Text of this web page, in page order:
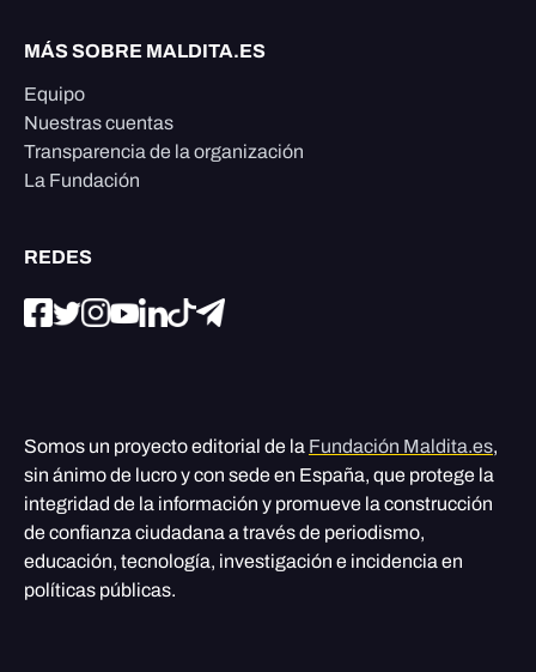
MÁS SOBRE MALDITA.ES
Equipo
Nuestras cuentas
Transparencia de la organización
La Fundación
REDES
Somos un proyecto editorial de la Fundación Maldita.es,
sin ánimo de lucro y con sede en España, que protege la
integridad de la información y promueve la construcción
de confianza ciudadana a través de periodismo,
educación, tecnología, investigación e incidencia en
políticas públicas.